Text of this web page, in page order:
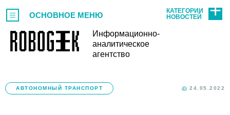
Информационно-
аналитическое
агентство
ОСНОВНОЕ МЕНЮ
КАТЕГОРИИ
НОВОСТЕЙ
АВТОНОМНЫЙ ТРАНСПОРТ 24.05.2022